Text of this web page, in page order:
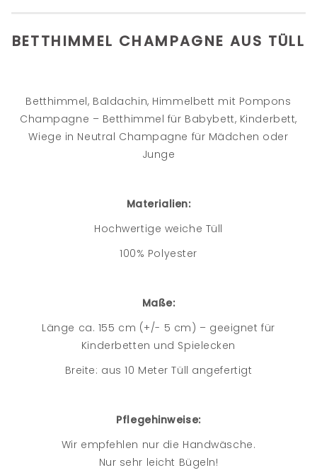
BETTHIMMEL CHAMPAGNE AUS TÜLL
Betthimmel, Baldachin, Himmelbett mit Pompons
Champagne – Betthimmel für Babybett, Kinderbett,
Wiege in Neutral Champagne für Mädchen oder
Junge
Materialien:
Hochwertige weiche Tüll
100% Polyester
Maße:
Länge ca. 155 cm (+/- 5 cm) – geeignet für
Kinderbetten und Spielecken
Breite: aus 10 Meter Tüll angefertigt
Pflegehinweise:
Wir empfehlen nur die Handwäsche.
Nur sehr leicht Bügeln!